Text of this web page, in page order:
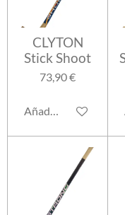
CLYTON
Stick Shoot
73,90 €
Añadir al carrito